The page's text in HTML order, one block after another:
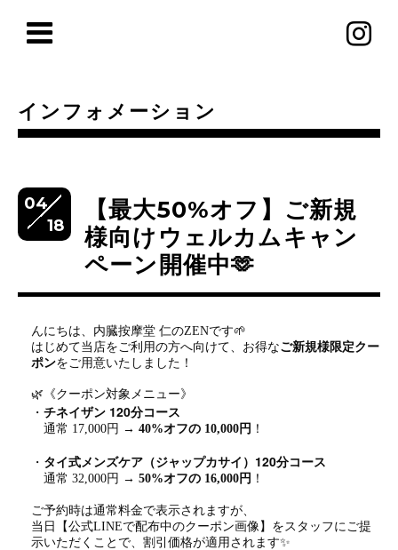
インフォメーション
04
18
【最大50%オフ】ご新規
様向けウェルカムキャン
ペーン開催中🫶
んにちは、内臓按摩堂 仁のZENです🌱
はじめて当店をご利用の方へ向けて、お得なご新規様限定クー
ポンをご用意いたしました！
🌿《クーポン対象メニュー》
・ チネイザン 120分コース
通常 17,000円 → 40%オフの 10,000円 ！
・ タイ式メンズケア（ジャップカサイ）120分コース
通常 32,000円 → 50%オフの 16,000円 ！
ご予約時は通常料金で表示されますが、
当日【公式LINEで配布中のクーポン画像】をスタッフにご提
示いただくことで、割引価格が適用されます✨